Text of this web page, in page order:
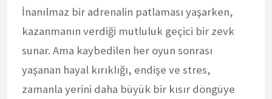
İnanılmaz bir adrenalin patlaması yaşarken,
kazanmanın verdiği mutluluk geçici bir zevk
sunar. Ama kaybedilen her oyun sonrası
yaşanan hayal kırıklığı, endişe ve stres,
zamanla yerini daha büyük bir kısır döngüye